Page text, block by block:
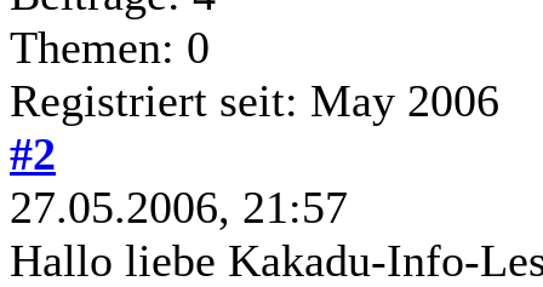
Themen: 0
Registriert seit: May 2006
#2
27.05.2006, 21:57
Hallo liebe Kakadu-Info-